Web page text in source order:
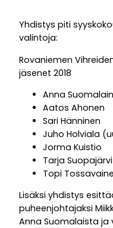
Yhdistys piti
valintoja:
Rovaniemen
jäsenet 2018
Anna
Aatos Ahonen
Sari Hänninen
Juho Holviala
Jorma Kuistio
Tarja Suopajärvi
Topi
Lisäksi yhdistys
puheenjohtajaksi
Anna Suomalaista ja